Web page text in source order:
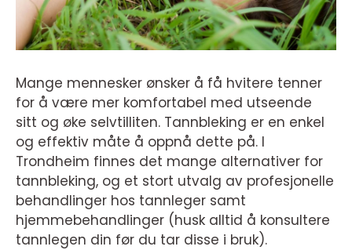
Mange mennesker ønsker å få hvitere tenner
for å være mer komfortabel med utseende
sitt og øke selvtilliten. Tannbleking er en enkel
og effektiv måte å oppnå dette på. I
Trondheim finnes det mange alternativer for
tannbleking, og et stort utvalg av profesjonelle
behandlinger hos tannleger samt
hjemmebehandlinger (husk alltid å konsultere
tannlegen din før du tar disse i bruk).